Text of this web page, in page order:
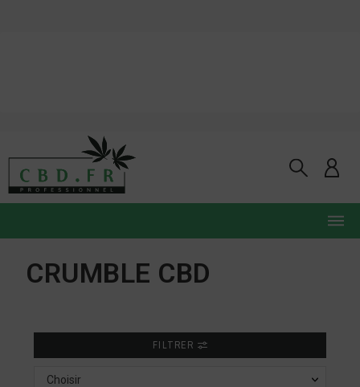
CRUMBLE CBD
FILTRER
Choisir